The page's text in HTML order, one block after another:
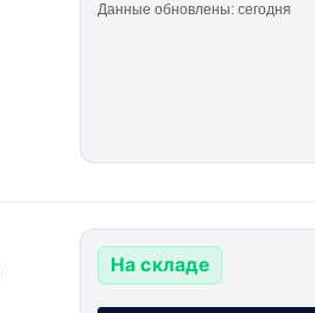
Данные обновлены: сегодня
На складе